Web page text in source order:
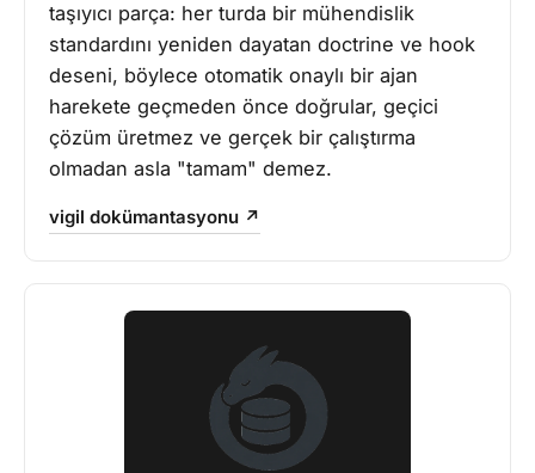
taşıyıcı parça: her turda bir mühendislik
standardını yeniden dayatan doctrine ve hook
deseni, böylece otomatik onaylı bir ajan
harekete geçmeden önce doğrular, geçici
çözüm üretmez ve gerçek bir çalıştırma
olmadan asla "tamam" demez.
vigil dokümantasyonu ↗